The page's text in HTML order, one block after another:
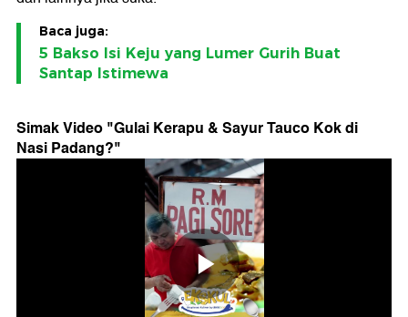
Baca juga:
5 Bakso Isi Keju yang Lumer Gurih Buat
Santap Istimewa
Simak Video "Gulai Kerapu & Sayur Tauco Kok di
Nasi Padang?"